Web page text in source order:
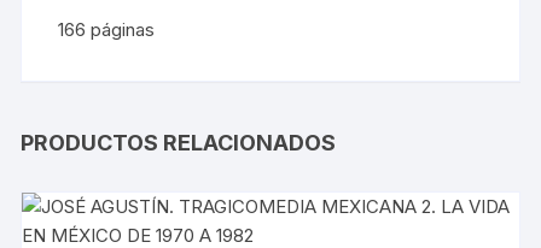
166 páginas
PRODUCTOS RELACIONADOS